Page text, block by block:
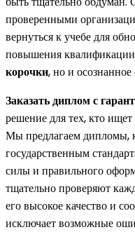
проверенными
вернуться к учебе для
повышения
корочки, но и
Заказать диплом с
решение для тех, кто
Мы предлагаем дипломы,
государственным
силы и правильного
тщательно проверяют
его высокое качество и
исключает возможные